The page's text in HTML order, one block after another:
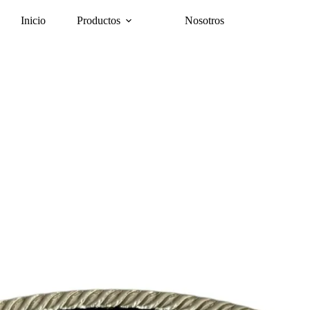
Inicio Productos Nosotros